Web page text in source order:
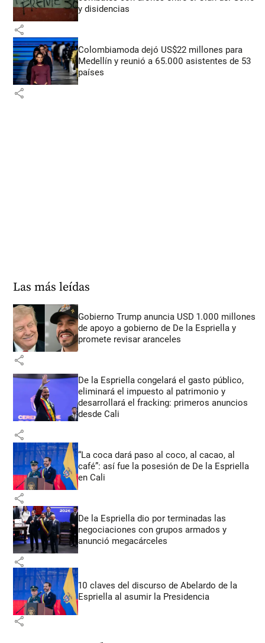
y disidencias
share
Colombiamoda dejó US$22 millones para
Medellín y reunió a 65.000 asistentes de 53
países
share
Las más leídas
Gobierno Trump anuncia USD 1.000 millones
de apoyo a gobierno de De la Espriella y
promete revisar aranceles
share
De la Espriella congelará el gasto público,
eliminará el impuesto al patrimonio y
desarrollará el fracking: primeros anuncios
desde Cali
share
“La coca dará paso al coco, al cacao, al
café”: así fue la posesión de De la Espriella
en Cali
share
De la Espriella dio por terminadas las
negociaciones con grupos armados y
anunció megacárceles
share
10 claves del discurso de Abelardo de la
Espriella al asumir la Presidencia
share